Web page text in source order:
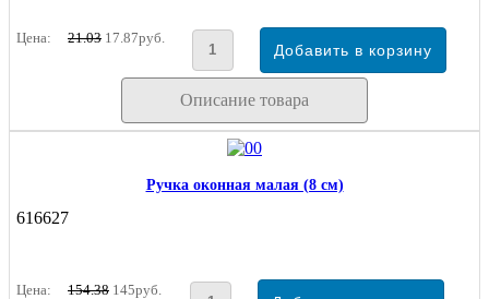
Цена: 21.03 17.87руб.
Описание товара
Ручка оконная малая (8 см)
616627
Цена: 154.38 145руб.